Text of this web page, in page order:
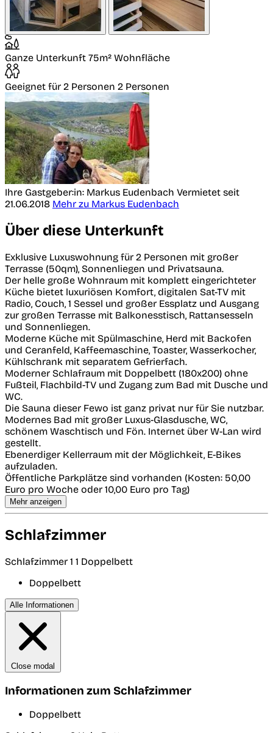
Ganze Unterkunft 75m² Wohnfläche
Geeignet für 2 Personen 2 Personen
Ihre Gastgeber:in: Markus Eudenbach Vermietet seit
21.06.2018 Mehr zu Markus Eudenbach
Über diese Unterkunft
Exklusive Luxuswohnung für 2 Personen mit großer
Terrasse (50qm), Sonnenliegen und Privatsauna.
Der helle große Wohnraum mit komplett eingerichteter
Küche bietet luxuriösen Komfort, digitalen Sat-TV mit
Radio, Couch, 1 Sessel und großer Essplatz und Ausgang
zur großen Terrasse mit Balkonesstisch, Rattansesseln
und Sonnenliegen.
Moderne Küche mit Spülmaschine, Herd mit Backofen
und Ceranfeld, Kaffeemaschine, Toaster, Wasserkocher,
Kühlschrank mit separatem Gefrierfach.
Moderner Schlafraum mit Doppelbett (180x200) ohne
Fußteil, Flachbild-TV und Zugang zum Bad mit Dusche und
WC.
Die Sauna dieser Fewo ist ganz privat nur für Sie nutzbar.
Modernes Bad mit großer Luxus-Glasdusche, WC,
schönem Waschtisch und Fön. Internet über W-Lan wird
gestellt.
Ebenerdiger Kellerraum mit der Möglichkeit, E-Bikes
aufzuladen.
Öffentliche Parkplätze sind vorhanden (Kosten: 50,00
Euro pro Woche oder 10,00 Euro pro Tag)
Mehr anzeigen
Schlafzimmer
Schlafzimmer 1 1 Doppelbett
Doppelbett
Alle Informationen
Close modal
Informationen zum Schlafzimmer
Doppelbett